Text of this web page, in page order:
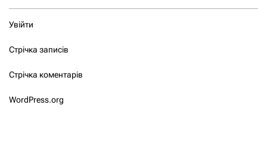
Увійти
Стрічка записів
Стрічка коментарів
WordPress.org